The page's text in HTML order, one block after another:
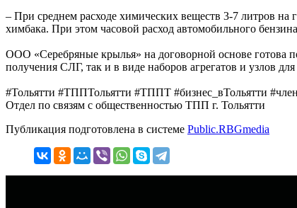
– При среднем расходе химических веществ 3-7 литров на
химбака. При этом часовой расход автомобильного
ООО «Серебряные крылья» на договорной основе готова
получения СЛГ, так и в виде наборов агрегатов и узлов
#Тольятти #ТППТольятти #ТППТ #бизнес_вТольятти
Отдел по связям с общественностью ТПП г. Тольятти
Публикация подготовлена в системе Public.RBGmedia